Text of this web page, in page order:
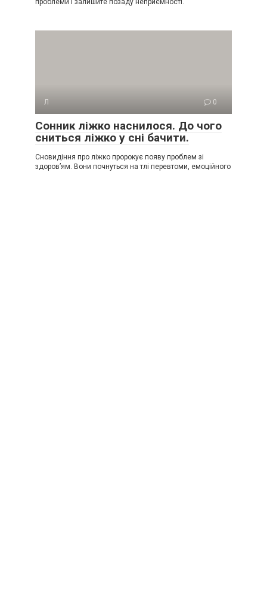
проблеми і залишите позаду неприємності.
Л 0
Сонник ліжко наснилося. До чого
сниться ліжко у сні бачити.
Сновидіння про ліжко пророкує появу проблем зі
здоров’ям. Вони почнуться на тлі перевтоми, емоційного